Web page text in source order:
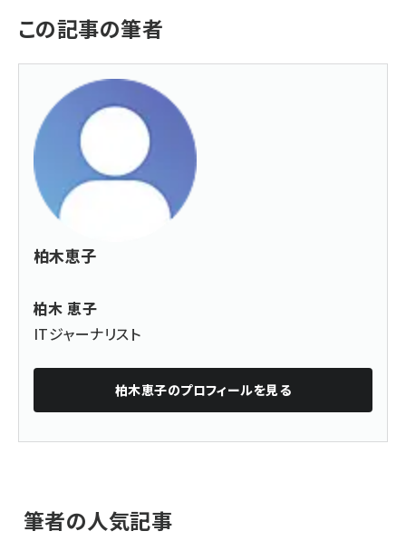
この記事の筆者
柏木恵子
柏木 恵子
ITジャーナリスト
柏木恵子のプロフィールを見る
筆者の人気記事